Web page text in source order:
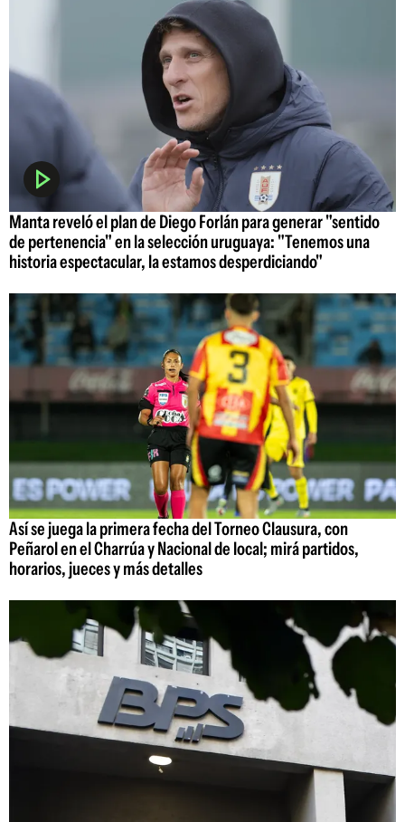
Manta reveló el plan de Diego Forlán para generar "sentido
de pertenencia" en la selección uruguaya: "Tenemos una
historia espectacular, la estamos desperdiciando"
Así se juega la primera fecha del Torneo Clausura, con
Peñarol en el Charrúa y Nacional de local; mirá partidos,
horarios, jueces y más detalles